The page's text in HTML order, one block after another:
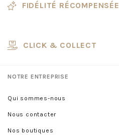
FIDÉLITÉ RÉCOMPENSÉE
CLICK & COLLECT
NOTRE ENTREPRISE
Qui sommes-nous
Nous contacter
Nos boutiques